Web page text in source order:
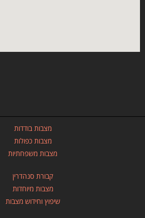
מצבות בודדות
מצבות כפולות
מצבות משפחתיות
קבורת סנהדרין
מצבות מיוחדות
שיפוץ וחידוש מצבות